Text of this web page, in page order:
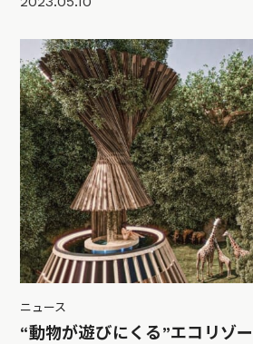
ニュース
“動物が遊びにくる”エコリゾ